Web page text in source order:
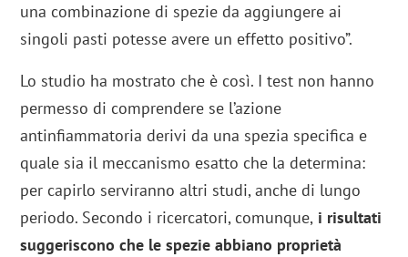
una combinazione di spezie da aggiungere ai
singoli pasti potesse avere un effetto positivo”.
Lo studio ha mostrato che è così. I test non hanno
permesso di comprendere se l’azione
antinfiammatoria derivi da una spezia specifica e
quale sia il meccanismo esatto che la determina:
per capirlo serviranno altri studi, anche di lungo
periodo. Secondo i ricercatori, comunque, i risultati
suggeriscono che le spezie abbiano proprietà